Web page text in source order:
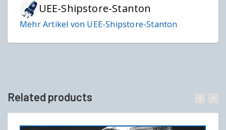
UEE-Shipstore-Stanton
Mehr Artikel von UEE-Shipstore-Stanton
Related products